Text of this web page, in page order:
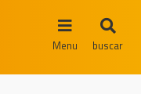
Menu buscar